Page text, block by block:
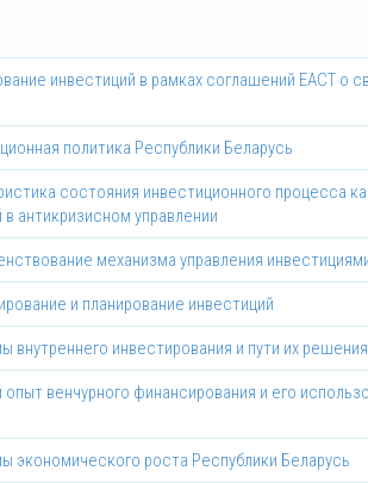
инвестиций в рамках соглашений ЕАСТ о
политика Республики Беларусь
состояния инвестиционного процесса
антикризисном управлении
механизма управления
и планирование инвестиций
внутреннего инвестирования и пути их решения
венчурного финансирования и его
экономического роста Республики Беларусь